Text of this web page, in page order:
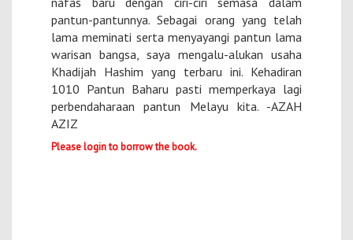
pantun-pantunnya. Sebagai orang yang telah
lama meminati serta menyayangi pantun lama
warisan bangsa, saya mengalu-alukan usaha
Khadijah Hashim yang terbaru ini. Kehadiran
1010 Pantun Baharu pasti memperkaya lagi
perbendaharaan pantun Melayu kita. -AZAH
AZIZ
Please login to borrow the book.